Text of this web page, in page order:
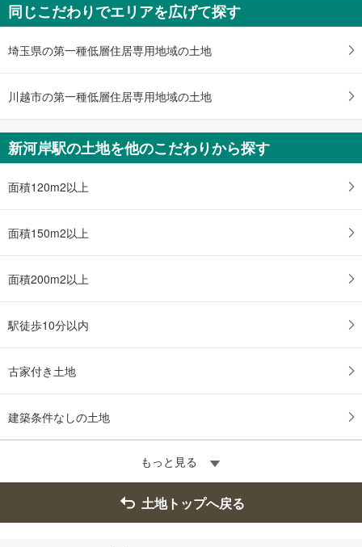
ふじみ野市鶴ケ岡5丁目
3,080万円
4LDK
土地面積 115.02m
同じこだわりでエリアを広げて探す
埼玉県の第一種低層住居専用地域の土地
川越市の第一種低層住居専用地域の土地
新河岸駅の土地を他のこだわりから探す
面積120m2以上
面積150m2以上
面積200m2以上
駅徒歩10分以内
古家付き土地
建築条件なしの土地
もっと見る
土地トップへ戻る